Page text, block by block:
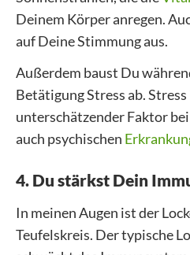
Deinem Körper anregen.
auf Deine Stimmung aus.
Außerdem baust Du
Betätigung Stress ab.
unterschätzender Faktor
auch psychischen
4. Du stärkst Dein
In meinen Augen ist der
Teufelskreis. Der typische